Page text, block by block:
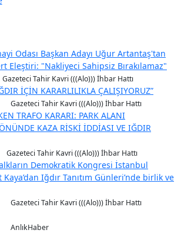
Odası Başkan Adayı Uğur Artantaş'tan
Eleştiri: "Nakliyeci Sahipsiz Bırakılamaz"
Gazeteci Tahir Kavri (((Alo))) İhbar Hattı
İÇİN KARARLILIKLA ÇALIŞIYORUZ”
Gazeteci Tahir Kavri (((Alo))) İhbar Hattı
TRAFO KARARI: PARK ALANI
KAZA RİSKİ İDDİASI VE IĞDIR
Gazeteci Tahir Kavri (((Alo))) İhbar Hattı
Demokratik Kongresi İstanbul
Iğdır Tanıtım Günleri’nde birlik ve
Gazeteci Tahir Kavri (((Alo))) İhbar Hattı
AnlıkHaber